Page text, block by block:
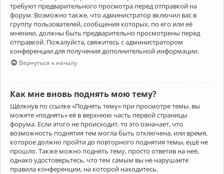
требуют предварительного просмотра перед отправкой на
форум. Возможно также, что администратор включил вас в
группу пользователей, сообщения которых, по его или её
мнению, должны быть предварительно просмотрены перед
отправкой. Пожалуйста, свяжитесь с администратором
конференции для получения дополнительной информации.
Вернуться к началу
Как мне вновь поднять мою тему?
Щёлкнув по ссылке «Поднять тему» при просмотре темы, вы
можете «поднять» её в верхнюю часть первой страницы
форума. Если этого не происходит, то это означает, что
возможность поднятия тем могла быть отключена, или время,
которое должно пройти до повторного поднятия темы, ещё не
прошло. Также можно поднять тему, просто ответив на неё,
однако удостоверьтесь, что тем самым вы не нарушаете
правила конференции, на которой находитесь.